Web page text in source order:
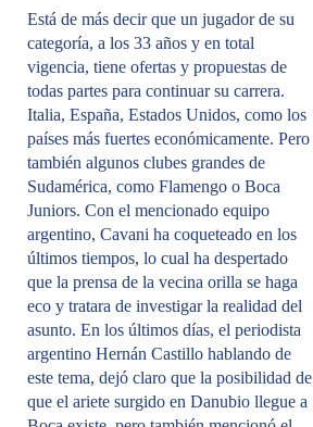
Está de más decir que un jugador de su
categoría, a los 33 años y en total
vigencia, tiene ofertas y propuestas de
todas partes para continuar su carrera.
Italia, España, Estados Unidos, como los
países más fuertes económicamente. Pero
también algunos clubes grandes de
Sudamérica, como Flamengo o Boca
Juniors. Con el mencionado equipo
argentino, Cavani ha coqueteado en los
últimos tiempos, lo cual ha despertado
que la prensa de la vecina orilla se haga
eco y tratara de investigar la realidad del
asunto. En los últimos días, el periodista
argentino Hernán Castillo hablando de
este tema, dejó claro que la posibilidad de
que el ariete surgido en Danubio llegue a